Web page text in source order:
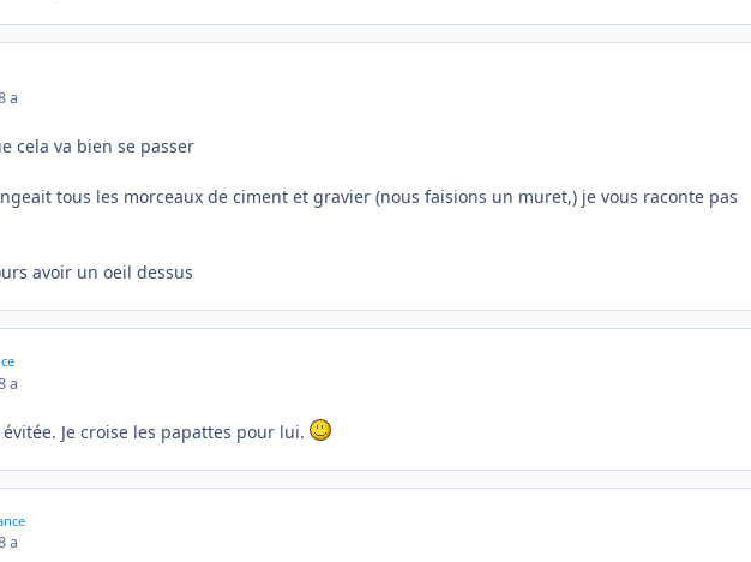
a
cela va bien se passer
tous les morceaux de ciment et gravier (nous faisions un muret,) je vous raconte pas
avoir un oeil dessus
a
Je croise les papattes pour lui.
a